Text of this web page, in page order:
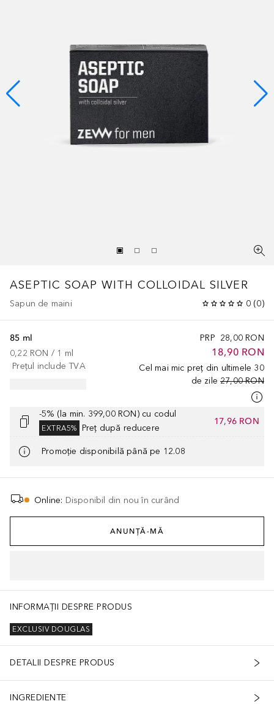
ASEPTIC SOAP WITH COLLOIDAL SILVER
Sapun de maini 0 (0)
PRP 28,00 RON
18,90 RON
Cel mai mic preț din ultimele 30
de zile 27,00 RON
85 ml
0,22 RON / 1 ml
Prețul include TVA
-5% (la min. 399,00 RON) cu codul
EXTRA5% Preț după reducere
17,96 RON
Promoție disponibilă până pe 12.08
Online: Disponibil din nou în curând
ANUNȚĂ-MĂ
INFORMAȚII DESPRE PRODUS
EXCLUSIV DOUGLAS
DETALII DESPRE PRODUS
INGREDIENTE